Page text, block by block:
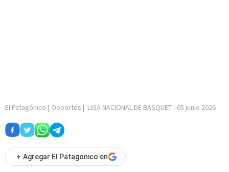
El Patagónico | Deportes | LIGA NACIONAL DE BASQUET- 05 junio 2026
+ Agregar El Patagonico en